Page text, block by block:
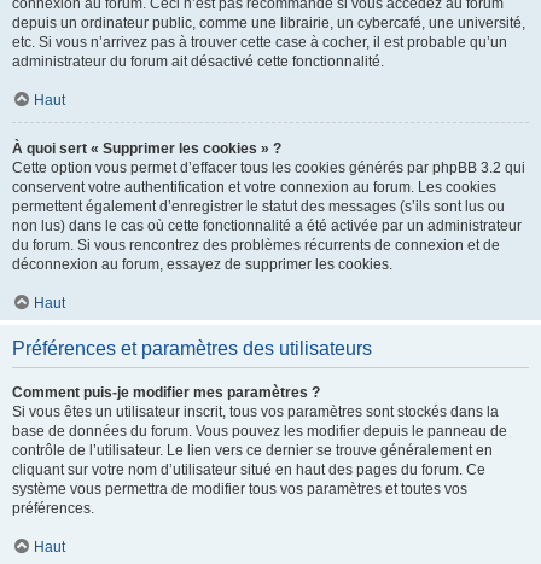
connexion au forum. Ceci n’est pas recommandé si vous accédez au forum
depuis un ordinateur public, comme une librairie, un cybercafé, une université,
etc. Si vous n’arrivez pas à trouver cette case à cocher, il est probable qu’un
administrateur du forum ait désactivé cette fonctionnalité.
Haut
À quoi sert « Supprimer les cookies » ?
Cette option vous permet d’effacer tous les cookies générés par phpBB 3.2 qui
conservent votre authentification et votre connexion au forum. Les cookies
permettent également d’enregistrer le statut des messages (s’ils sont lus ou
non lus) dans le cas où cette fonctionnalité a été activée par un administrateur
du forum. Si vous rencontrez des problèmes récurrents de connexion et de
déconnexion au forum, essayez de supprimer les cookies.
Haut
Préférences et paramètres des utilisateurs
Comment puis-je modifier mes paramètres ?
Si vous êtes un utilisateur inscrit, tous vos paramètres sont stockés dans la
base de données du forum. Vous pouvez les modifier depuis le panneau de
contrôle de l’utilisateur. Le lien vers ce dernier se trouve généralement en
cliquant sur votre nom d’utilisateur situé en haut des pages du forum. Ce
système vous permettra de modifier tous vos paramètres et toutes vos
préférences.
Haut